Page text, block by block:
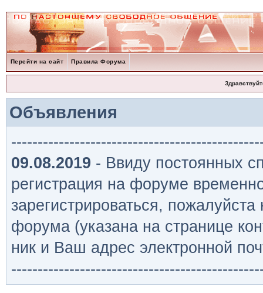
Перейти на сайт Правила Форума
Объявления
09.08.2019 - Ввиду постоянных
регистрация на форуме
зарегистрироваться,
форума (указана на странице
ник и Ваш адрес электронной